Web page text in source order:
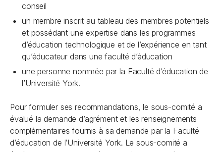
conseil
un membre inscrit au tableau des membres potentiels
et possédant une expertise dans les programmes
d’éducation technologique et de l’expérience en tant
qu’éducateur dans une faculté d’éducation
une personne nommée par la Faculté d’éducation de
l’Université York.
Pour formuler ses recommandations, le sous-comité a
évalué la demande d’agrément et les renseignements
complémentaires fournis à sa demande par la Faculté
d’éducation de l’Université York. Le sous-comité a